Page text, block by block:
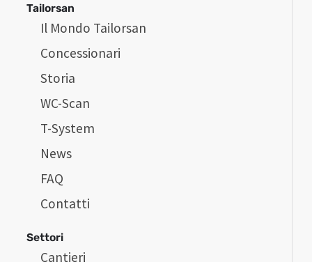
Tailorsan
Il Mondo Tailorsan
Concessionari
Storia
WC-Scan
T-System
News
FAQ
Contatti
Settori
Cantieri